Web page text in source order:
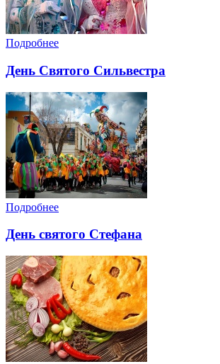
Подробнее
День Святого Сильвестра
Подробнее
День святого Стефана